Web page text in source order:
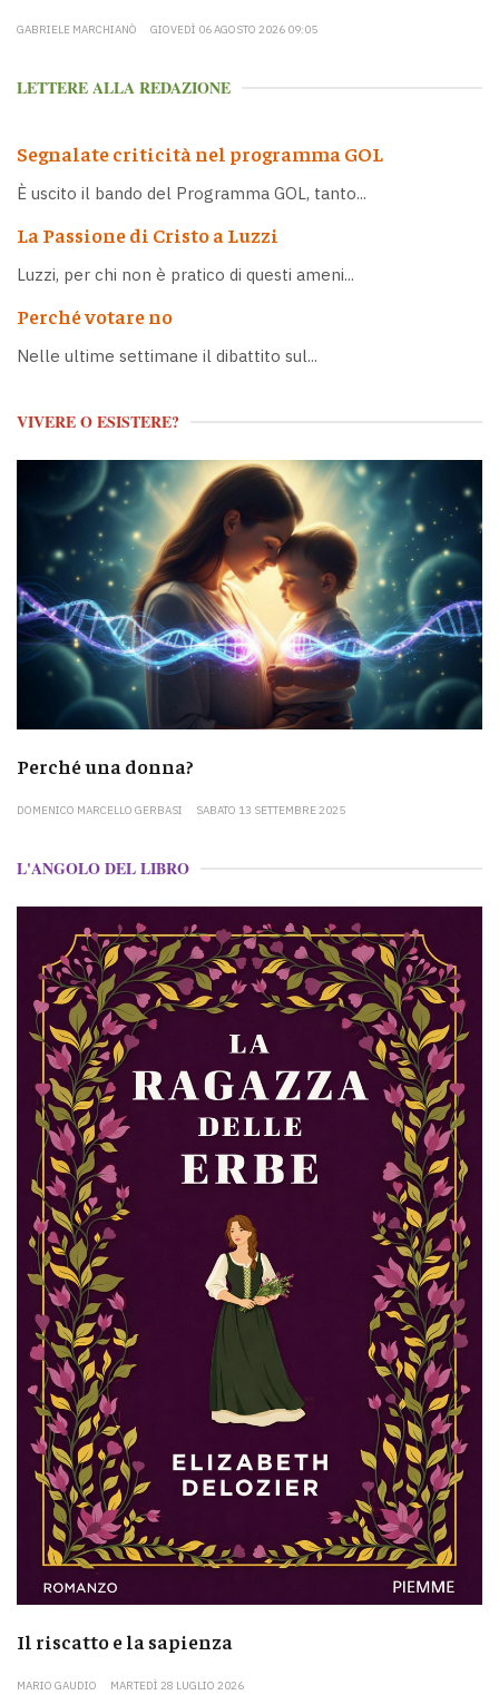
GABRIELE MARCHIANÒ GIOVEDÌ 06 AGOSTO 2026 09:05
LETTERE ALLA REDAZIONE
Segnalate criticità nel programma GOL
È uscito il bando del Programma GOL, tanto...
La Passione di Cristo a Luzzi
Luzzi, per chi non è pratico di questi ameni...
Perché votare no
Nelle ultime settimane il dibattito sul...
VIVERE O ESISTERE?
Perché una donna?
DOMENICO MARCELLO GERBASI SABATO 13 SETTEMBRE 2025
L'ANGOLO DEL LIBRO
Il riscatto e la sapienza
MARIO GAUDIO MARTEDÌ 28 LUGLIO 2026